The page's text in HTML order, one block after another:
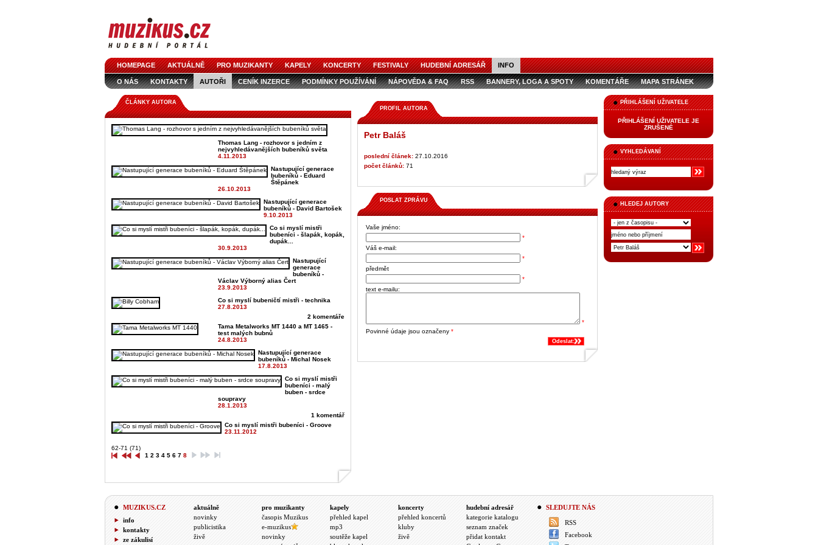
HOMEPAGE AKTUÁLNĚ PRO MUZIKANTY KAPELY KONCERTY FESTIVALY HUDEBNÍ ADRESÁŘ INFO
O NÁS KONTAKTY AUTOŘI CENÍK INZERCE PODMÍNKY POUŽÍVÁNÍ NÁPOVĚDA & FAQ RSS BANNERY, LOGA A SPOTY KOMENTÁŘE MAPA STRÁNEK
LOGO KE STAŽENÍ
PŘIHLÁŠENÍ UŽIVATELE
PŘIHLÁŠENÍ UŽIVATELE JE
ZRUŠENÉ
VYHLEDÁVANÍ
HLEDEJ AUTORY
ČLÁNKY AUTORA
Thomas Lang - rozhovor s jedním z
nejvyhledávanějších bubeníků světa
4.11.2013
Nastupující generace
bubeníků - Eduard
Štěpánek
26.10.2013
Nastupující generace
bubeníků - David Bartošek
9.10.2013
Co si myslí mistři
bubeníci - šlapák, kopák,
dupák...
30.9.2013
Nastupující
generace
bubeníků -
Václav Výborný alias Čert
23.9.2013
Co si myslí bubeničtí mistři - technika
27.8.2013
2 komentáře
Tama Metalworks MT 1440 a MT 1465 -
test malých bubnů
24.8.2013
Nastupující generace
bubeníků - Michal Nosek
17.8.2013
Co si myslí mistři
bubeníci - malý
buben - srdce
soupravy
28.1.2013
1 komentář
Co si myslí mistři bubeníci - Groove
23.11.2012
62-71 (71)
1 2 3 4 5 6 7 8
PROFIL AUTORA
Petr Baláš
poslední článek: 27.10.2016
počet článků: 71
POSLAT ZPRÁVU
Vaše jméno:
*
Váš e-mail:
*
předmět
*
text e-mailu:
*
Povinné údaje jsou označeny *
Odeslat:
MUZIKUS.CZ
info
kontakty
ze zákulisí
aktuálně
novinky
publicistika
živě
pro muzikanty
časopis Muzikus
e-muzikus
novinky
kapely
přehled kapel
mp3
soutěže kapel
koncerty
přehled koncertů
kluby
živě
hudební adresář
kategorie katalogu
seznam značek
přidat kontakt
SLEDUJTE NÁS
RSS
Facebook